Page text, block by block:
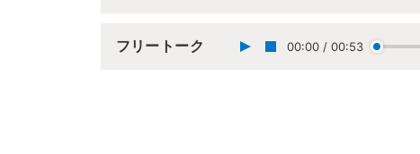
フリートーク 00:00 / 00:53